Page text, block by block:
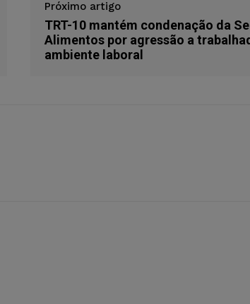
Próximo artigo
TRT-10 mantém condenação da
Alimentos por agressão a
ambiente laboral